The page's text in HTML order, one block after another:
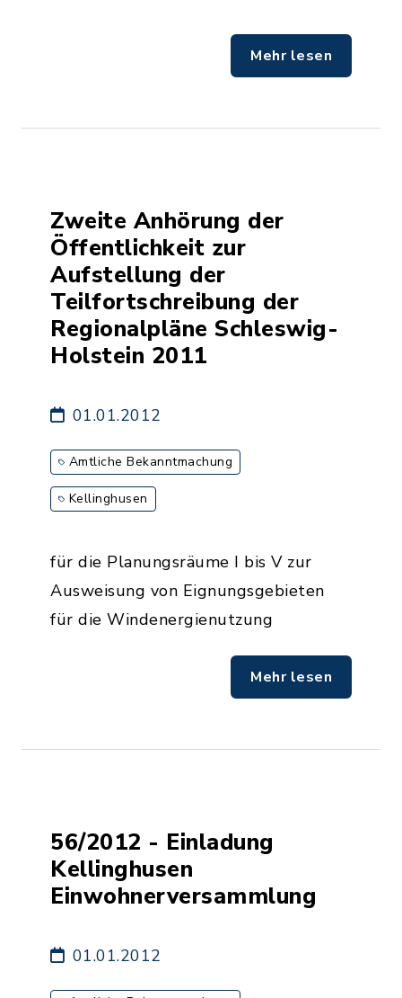
Mehr lesen
Zweite Anhörung der
Öffentlichkeit zur
Aufstellung der
Teilfortschreibung der
Regionalpläne Schleswig-
Holstein 2011
01.01.2012
Amtliche Bekanntmachung
Kellinghusen
für die Planungsräume I bis V zur
Ausweisung von Eignungsgebieten
für die Windenergienutzung
Mehr lesen
56/2012 - Einladung
Kellinghusen
Einwohnerversammlung
01.01.2012